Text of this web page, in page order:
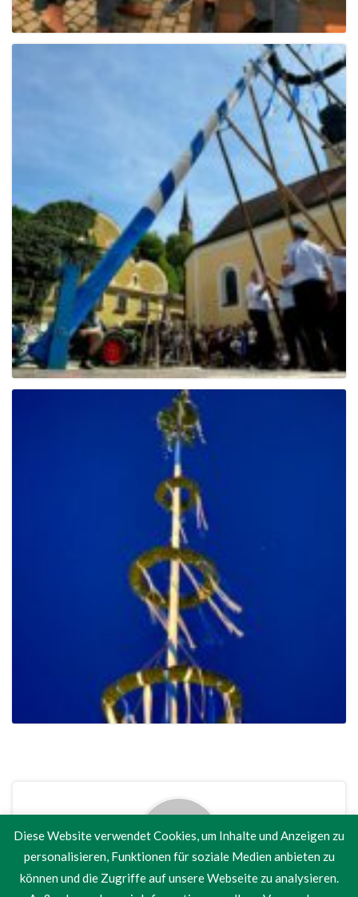
Diese Website verwendet Cookies, um Inhalte und Anzeigen zu
personalisieren, Funktionen für soziale Medien anbieten zu
können und die Zugriffe auf unsere Webseite zu analysieren.